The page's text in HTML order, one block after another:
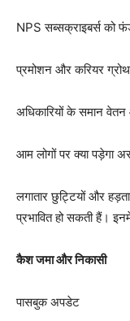
NPS सब्सक्राइबर्स को
प्रमोशन और करियर ग्रोथ
अधिकारियों के समान वेतन
आम लोगों पर क्या पड़ेगा
लगातार छुट्टियों और
प्रभावित हो सकती हैं।
कैश जमा और निकासी
पासबुक अपडेट